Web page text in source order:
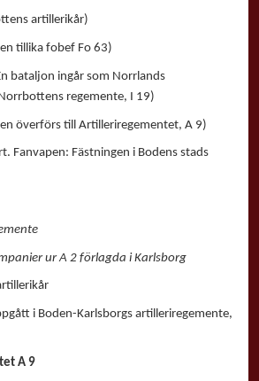
artillerikår)
tillika fobef Fo 63)
ingår som Norrlands
regemente, I 19)
till Artilleriregementet, A 9)
Fanvapen: Fästningen i Bodens stads
ur A 2 förlagda i Karlsborg
i Boden-Karlsborgs artilleriregemente,
A 9